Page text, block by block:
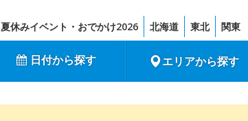
夏休みイベント・おでかけ2026 北海道 東北 関東
日付から探す エリアから探す